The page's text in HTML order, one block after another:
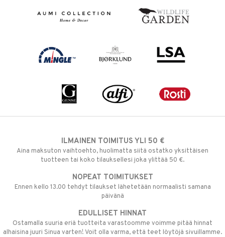
ILMAINEN TOIMITUS YLI 50 €
Aina maksuton vaihtoehto, huolimatta siitä ostatko yksittäisen
tuotteen tai koko tilauksellesi joka ylittää 50 €.
NOPEAT TOIMITUKSET
Ennen kello 13.00 tehdyt tilaukset lähetetään normaalisti samana
päivänä
EDULLISET HINNAT
Ostamalla suuria eriä tuotteita varastoomme voimme pitää hinnat
alhaisina juuri Sinua varten! Voit olla varma, että teet löytöjä sivuillamme.